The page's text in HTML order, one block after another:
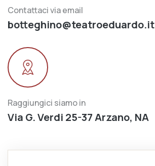
Contattaci via email
botteghino@teatroeduardo.it
Raggiungici siamo in
Via G. Verdi 25-37 Arzano, NA